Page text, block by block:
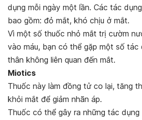
dụng mỗi ngày một lần. Các tác
bao gồm: đỏ mắt, khó chịu ở mắt.
Vì một số thuốc nhỏ mắt trị cườm
vào máu, bạn có thể gặp một số tác
thân không liên quan đến mắt.
Miotics
Thuốc này làm đồng tử co lại, tăng
khỏi mắt để giảm nhãn áp.
Thuốc có thể gây ra những tác dụng